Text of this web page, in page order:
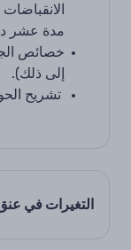
مدة عشر
خصائص
إلى ذلك).
تشريح
التغيرات في عنق